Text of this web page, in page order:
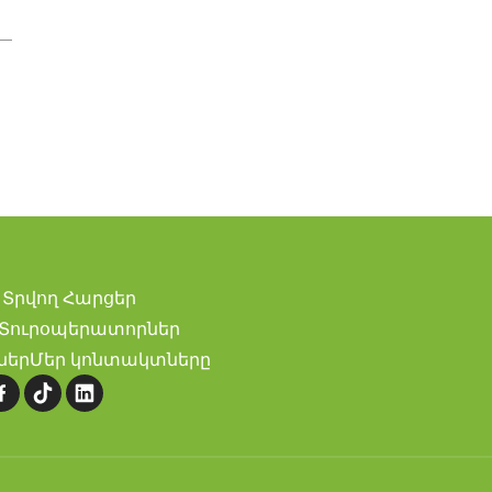
Հարցեր
Մեր կոնտակտները